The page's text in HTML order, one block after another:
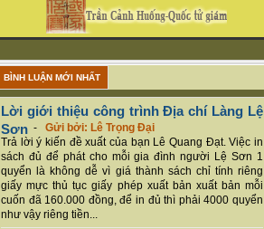
BÌNH LUẬN MỚI NHẤT
Lời giới thiệu công trình Địa chí Làng Lệ
Sơn - Gửi bởi: Lê Trọng Đại
Trả lời ý kiến đề xuất của bạn Lê Quang Đạt. Việc in
sách đủ để phát cho mỗi gia đình người Lệ Sơn 1
quyển là không dễ vì giá thành sách chỉ tính riêng
giấy mực thủ tục giấy phép xuất bản xuất bản mỗi
cuốn đã 160.000 đồng, để in đủ thì phải 4000 quyển
như vậy riêng tiền...